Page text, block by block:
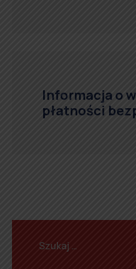
Informacja o
płatności